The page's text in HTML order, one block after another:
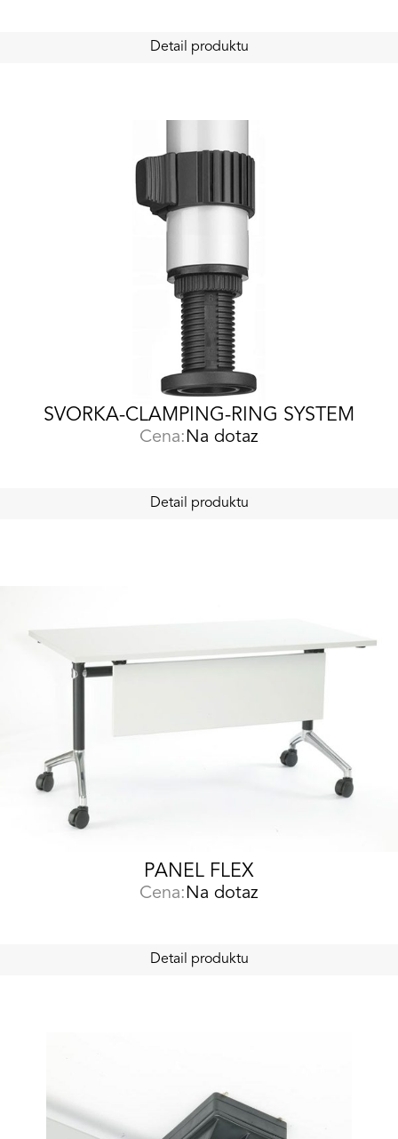
Detail produktu
SVORKA-CLAMPING-RING SYSTEM
Cena: Na dotaz
Detail produktu
PANEL FLEX
Cena: Na dotaz
Detail produktu